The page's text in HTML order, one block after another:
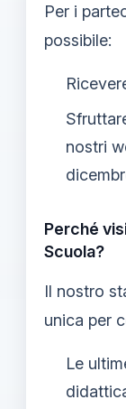
Per i
possibile:
nostri
Perché
Scuola?
Il nostro
unica per
Le